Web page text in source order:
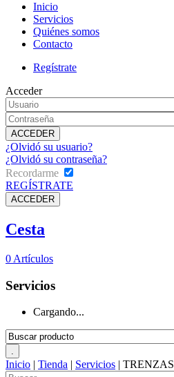
Inicio
Servicios
Quiénes somos
Contacto
Regístrate
Acceder
¿Olvidó su usuario?
¿Olvidó su contraseña?
Recordarme
REGÍSTRATE
Cesta
0 Artículos
Servicios
Cargando...
Inicio | Tienda | Servicios | TRENZAS